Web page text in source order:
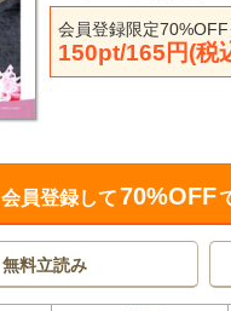
会員登録限定
150pt/165円(税
会員登録して70%OFF
無料立読み